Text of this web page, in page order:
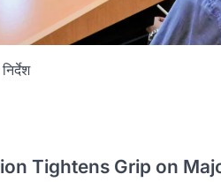
Tightens Grip on